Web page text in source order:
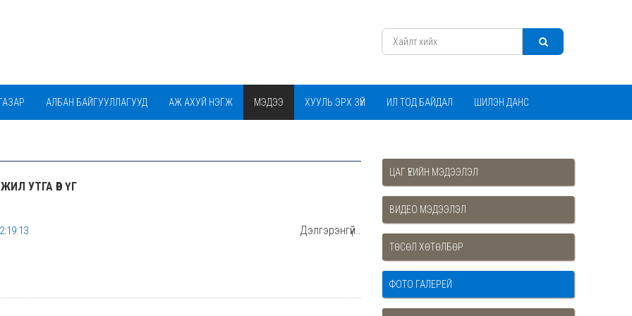
АЛБАН БАЙГУУЛЛАГУУД АЖ АХУЙ НЭГЖ МЭДЭЭ ХУУЛЬ ЭРХ ЗҮЙ ИЛ ТОД БАЙДАЛ ШИЛЭН ДАНС
УТГА ӨӨР ҮГ
Дэлгэрэнгүй..
ЦАГ ҮЕИЙН МЭДЭЭЛЭЛ
ВИДЕО МЭДЭЭЛЭЛ
ТӨСӨЛ ХӨТӨЛБӨР
ФОТО ГАЛЕРЕЙ